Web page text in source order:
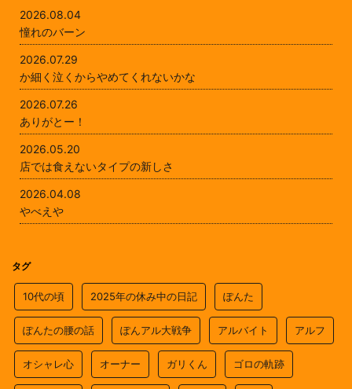
2026.08.04
憧れのバーン
2026.07.29
か細く泣くからやめてくれないかな
2026.07.26
ありがとー！
2026.05.20
店では食えないタイプの新しさ
2026.04.08
やべえや
タグ
10代の頃 2025年の休み中の日記 ぽんた
ぽんたの腰の話 ぽんアル大戦争 アルバイト アルフ
オシャレ心 オーナー ガリくん ゴロの軌跡